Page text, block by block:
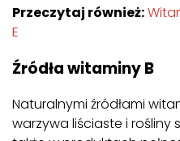
Przeczytaj również:
E
Źródła witaminy B
Naturalnymi źródłami
warzywa liściaste i rośliny